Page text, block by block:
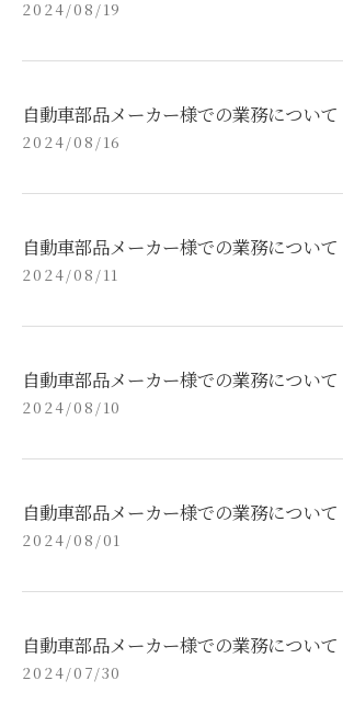
2024/08/19
自動車部品メーカー様での業務について
2024/08/16
自動車部品メーカー様での業務について
2024/08/11
自動車部品メーカー様での業務について
2024/08/10
自動車部品メーカー様での業務について
2024/08/01
自動車部品メーカー様での業務について
2024/07/30